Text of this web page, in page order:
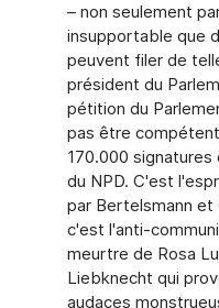
– non seulement
insupportable que
peuvent filer de
président du
pétition du
pas être
170.000
du NPD. C'est
par Bertelsmann et
c'est l'anti-
meurtre de Rosa
Liebknecht qui
audaces